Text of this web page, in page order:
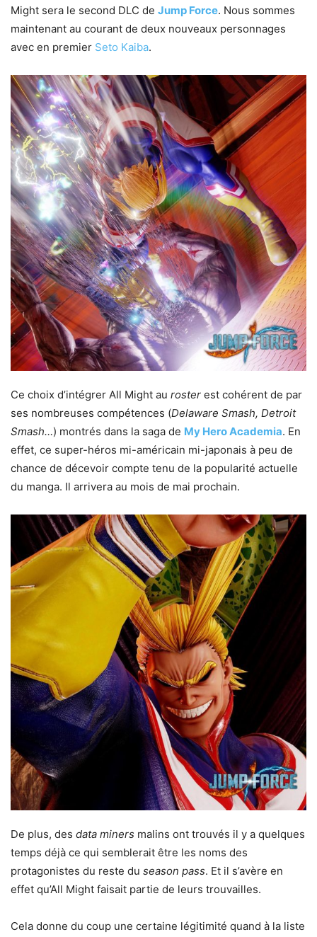
Might sera le second DLC de Jump Force. Nous sommes
maintenant au courant de deux nouveaux personnages
avec en premier Seto Kaiba.
Ce choix d’intégrer All Might au roster est cohérent de par
ses nombreuses compétences (Delaware Smash, Detroit
Smash…) montrés dans la saga de My Hero Academia. En
effet, ce super-héros mi-américain mi-japonais à peu de
chance de décevoir compte tenu de la popularité actuelle
du manga. Il arrivera au mois de mai prochain.
De plus, des data miners malins ont trouvés il y a quelques
temps déjà ce qui semblerait être les noms des
protagonistes du reste du season pass. Et il s’avère en
effet qu’All Might faisait partie de leurs trouvailles.
Cela donne du coup une certaine légitimité quand à la liste